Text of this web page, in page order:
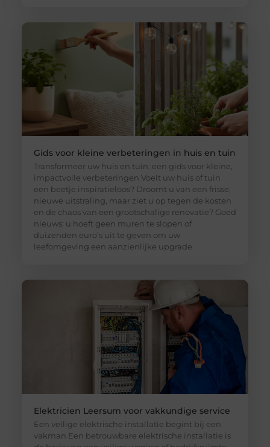
Gids voor kleine verbeteringen in huis en tuin
Transformeer uw huis en tuin: een gids voor kleine,
impactvolle verbeteringen Voelt uw huis of tuin
een beetje inspiratieloos? Droomt u van een frisse,
nieuwe uitstraling, maar ziet u op tegen de kosten
en de chaos van een grootschalige renovatie? Goed
nieuws: u hoeft geen muren te slopen of
duizenden euro’s uit te geven om uw
leefomgeving een aanzienlijke upgrade
Elektricien Leersum voor vakkundige service
Een veilige elektrische installatie begint bij een
vakman Een betrouwbare elektrische installatie is